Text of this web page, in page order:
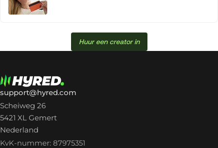
Huur een creator in
support@hyred.com
Scheiweg 26
5421 XL Gemert
Nederland
KvK-nummer: 87975351